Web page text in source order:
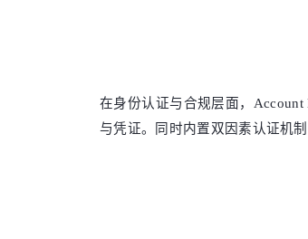
在身份认证与合规层面，
与凭证。同时内置双因素认证机